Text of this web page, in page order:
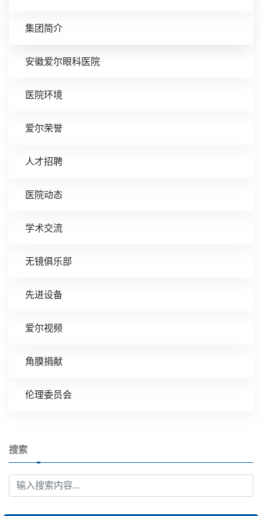
集团简介
安徽爱尔眼科医院
医院环境
爱尔荣誉
人才招聘
医院动态
学术交流
无镜俱乐部
先进设备
爱尔视频
角膜捐献
伦理委员会
搜索